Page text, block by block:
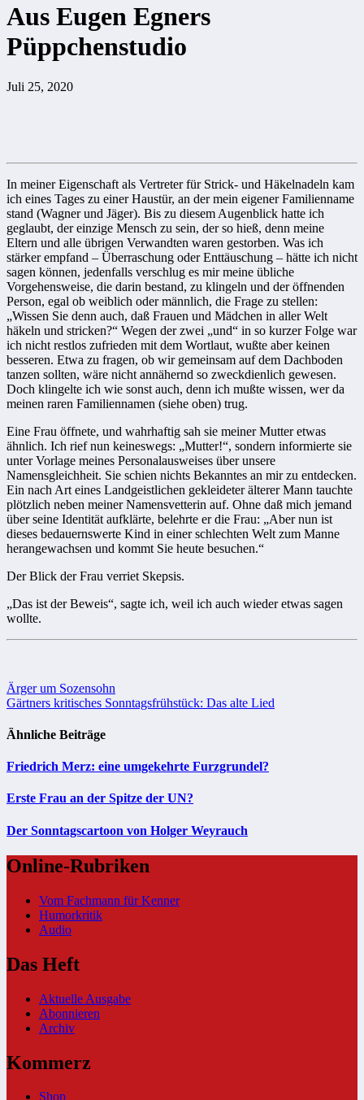
Aus Eugen Egners
Püppchenstudio
Juli 25, 2020
In meiner Eigenschaft als Vertreter für Strick- und Häkelnadeln kam
ich eines Tages zu einer Haustür, an der mein eigener Familienname
stand (Wagner und Jäger). Bis zu diesem Augenblick hatte ich
geglaubt, der einzige Mensch zu sein, der so hieß, denn meine
Eltern und alle übrigen Verwandten waren gestorben. Was ich
stärker empfand – Überraschung oder Enttäuschung – hätte ich nicht
sagen können, jedenfalls verschlug es mir meine übliche
Vorgehensweise, die darin bestand, zu klingeln und der öffnenden
Person, egal ob weiblich oder männlich, die Frage zu stellen:
„Wissen Sie denn auch, daß Frauen und Mädchen in aller Welt
häkeln und stricken?“ Wegen der zwei „und“ in so kurzer Folge war
ich nicht restlos zufrieden mit dem Wortlaut, wußte aber keinen
besseren. Etwa zu fragen, ob wir gemeinsam auf dem Dachboden
tanzen sollten, wäre nicht annähernd so zweckdienlich gewesen.
Doch klingelte ich wie sonst auch, denn ich mußte wissen, wer da
meinen raren Familiennamen (siehe oben) trug.
Eine Frau öffnete, und wahrhaftig sah sie meiner Mutter etwas
ähnlich. Ich rief nun keineswegs: „Mutter!“, sondern informierte sie
unter Vorlage meines Personalausweises über unsere
Namensgleichheit. Sie schien nichts Bekanntes an mir zu entdecken.
Ein nach Art eines Landgeistlichen gekleideter älterer Mann tauchte
plötzlich neben meiner Namensvetterin auf. Ohne daß mich jemand
über seine Identität aufklärte, belehrte er die Frau: „Aber nun ist
dieses bedauernswerte Kind in einer schlechten Welt zum Manne
herangewachsen und kommt Sie heute besuchen.“
Der Blick der Frau verriet Skepsis.
„Das ist der Beweis“, sagte ich, weil ich auch wieder etwas sagen
wollte.
Beitragsnavigation
Ärger um Sozensohn
Gärtners kritisches Sonntagsfrühstück: Das alte Lied
Ähnliche Beiträge
Friedrich Merz: eine umgekehrte Furzgrundel?
Erste Frau an der Spitze der UN?
Der Sonntagscartoon von Holger Weyrauch
Online-Rubriken
Vom Fachmann für Kenner
Humorkritik
Audio
Das Heft
Aktuelle Ausgabe
Abonnieren
Archiv
Kommerz
Shop